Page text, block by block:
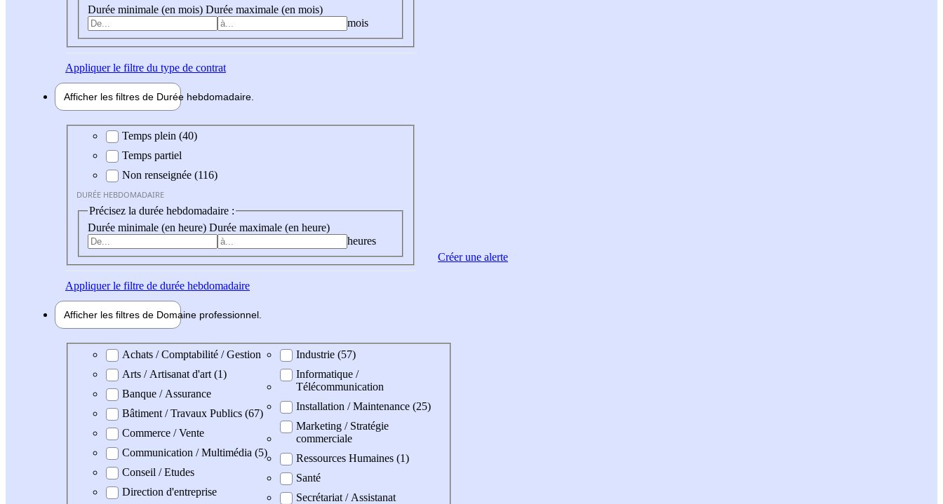
Durée minimale (en mois) Durée maximale (en mois)
mois
Appliquerle filtre du type de contrat
Afficher les filtres de Durée hebdomadaire
Durée hebdomadaire
Temps plein (40)
Temps partiel
Non renseignée (116)
DURÉE HEBDOMADAIRE
Précisez la durée hebdomadaire :
Durée minimale (en heure) Durée maximale (en heure)
heures
Appliquerle filtre de durée hebdomadaire
Afficher les filtres de Domaine professionnel
Domaine professionel
Achats / Comptabilité / Gestion
Arts / Artisanat d'art (1)
Banque / Assurance
Bâtiment / Travaux Publics (67)
Commerce / Vente
Communication / Multimédia (5)
Conseil / Etudes
Direction d'entreprise
Industrie (57)
Informatique /
Télécommunication
Installation / Maintenance (25)
Marketing / Stratégie
commerciale
Ressources Humaines (1)
Santé
Secrétariat / Assistanat
Créer une alerte